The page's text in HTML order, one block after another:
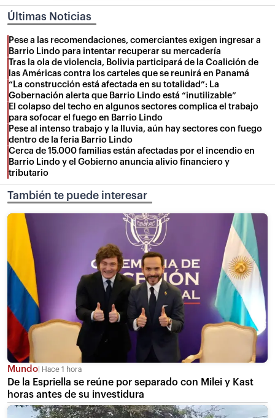
Últimas Noticias
Pese a las recomendaciones, comerciantes exigen ingresar a
Barrio Lindo para intentar recuperar su mercadería
Tras la ola de violencia, Bolivia participará de la Coalición de
las Américas contra los carteles que se reunirá en Panamá
“La construcción está afectada en su totalidad”: La
Gobernación alerta que Barrio Lindo está “inutilizable”
El colapso del techo en algunos sectores complica el trabajo
para sofocar el fuego en Barrio Lindo
Pese al intenso trabajo y la lluvia, aún hay sectores con fuego
dentro de la feria Barrio Lindo
Cerca de 15.000 familias están afectadas por el incendio en
Barrio Lindo y el Gobierno anuncia alivio financiero y
tributario
También te puede interesar
Mundo Hace 1 hora
De la Espriella se reúne por separado con Milei y Kast
horas antes de su investidura